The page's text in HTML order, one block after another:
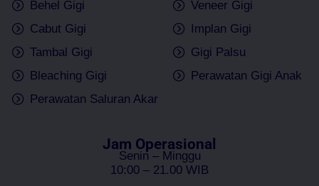
Behel Gigi
Cabut Gigi
Tambal Gigi
Bleaching Gigi
Perawatan Saluran Akar
Veneer Gigi
Implan Gigi
Gigi Palsu
Perawatan Gigi Anak
Jam Operasional
Senin – Minggu
10:00 – 21.00 WIB